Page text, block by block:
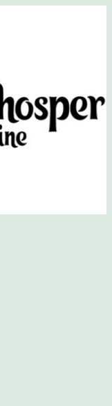
Magazine
сайт)